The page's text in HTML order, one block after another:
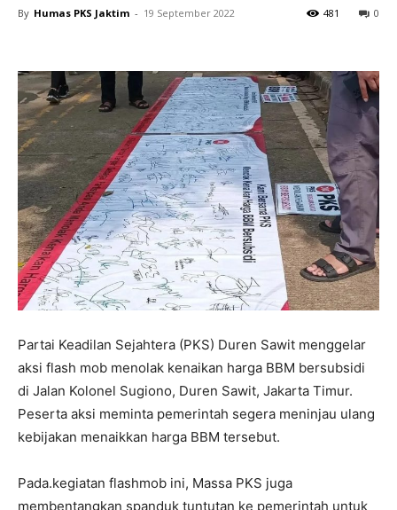
By Humas PKS Jaktim - 19 September 2022 0
481
Partai Keadilan Sejahtera (PKS) Duren Sawit menggelar
aksi flash mob menolak kenaikan harga BBM bersubsidi
di Jalan Kolonel Sugiono, Duren Sawit, Jakarta Timur.
Peserta aksi meminta pemerintah segera meninjau ulang
kebijakan menaikkan harga BBM tersebut.
Pada.kegiatan flashmob ini, Massa PKS juga
membentangkan spanduk tuntutan ke pemerintah untuk